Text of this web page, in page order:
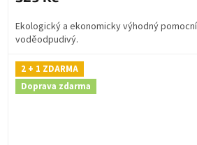
Ekologický a ekonomicky výhodný
voděodpudivý.
2 + 1 ZDARMA
Doprava zdarma